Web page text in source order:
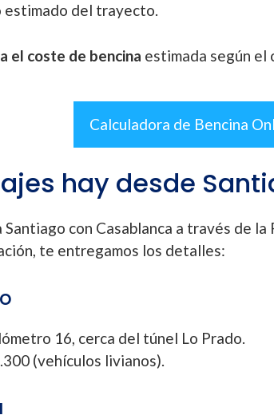
estimado del trayecto.
el coste de bencina estimada según el
Calculadora de Bencina
hay desde
con Casablanca a través de
te entregamos los detalles:
16, cerca del túnel Lo Prado.
(vehículos livianos).